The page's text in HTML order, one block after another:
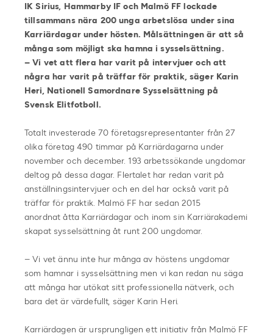
IK Sirius, Hammarby IF och Malmö FF lockade
tillsammans nära 200 unga arbetslösa under sina
Karriärdagar under hösten. Målsättningen är att så
många som möjligt ska hamna i sysselsättning.
– Vi vet att flera har varit på intervjuer och att
några har varit på träffar för praktik, säger Karin
Heri, Nationell Samordnare Sysselsättning på
Svensk Elitfotboll.
Totalt investerade 70 företagsrepresentanter från 27
olika företag 490 timmar på Karriärdagarna under
november och december. 193 arbetssökande ungdomar
deltog på dessa dagar. Flertalet har redan varit på
anställningsintervjuer och en del har också varit på
träffar för praktik. Malmö FF har sedan 2015
anordnat åtta Karriärdagar och inom sin Karriärakademi
skapat sysselsättning åt runt 200 ungdomar.
– Vi vet ännu inte hur många av höstens ungdomar
som hamnar i sysselsättning men vi kan redan nu säga
att många har utökat sitt professionella nätverk, och
bara det är värdefullt, säger Karin Heri.
Karriärdagen är ursprungligen ett initiativ från Malmö FF